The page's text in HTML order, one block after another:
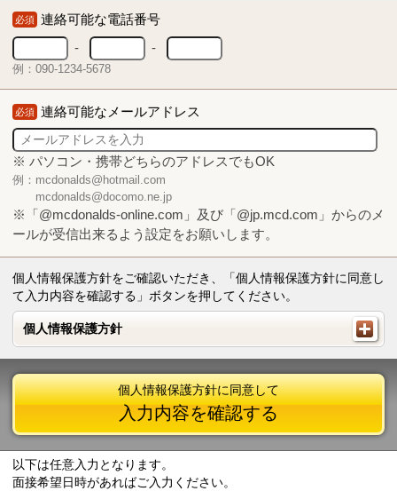
必須 連絡可能な電話番号
-
-
例：090-1234-5678
必須 連絡可能なメールアドレス
※ パソコン・携帯どちらのアドレスでもOK
例：mcdonalds@hotmail.com
mcdonalds@docomo.ne.jp
※「@mcdonalds-online.com」及び「@jp.mcd.com」からのメ
ールが受信出来るよう設定をお願いします。
個人情報保護方針をご確認いただき、「個人情報保護方針に同意し
て入力内容を確認する」ボタンを押してください。
個人情報保護方針
個人情報保護方針
個人情報保護方針に同意して
入力内容を確認する
以下は任意入力となります。
面接希望日時があればご入力ください。